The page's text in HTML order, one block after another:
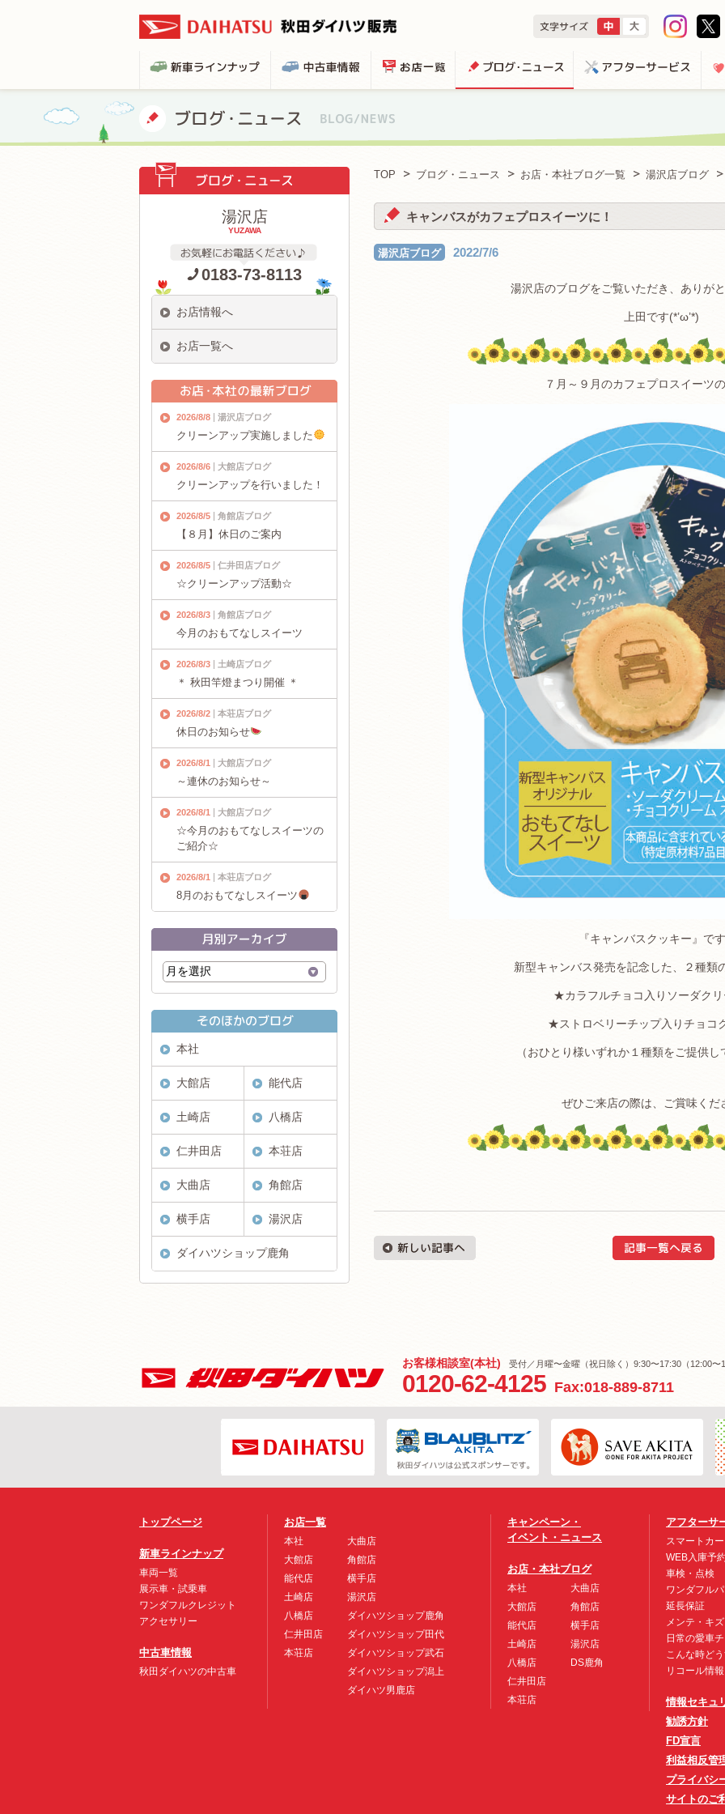
TOP ブログ・ニュース お店・本社ブログ一覧 湯沢店ブログ
キャンバスがカフェプロスイーツに！
湯沢店ブログ 2022/7/6
湯沢店のブログをご覧いただき、ありが
上田です(*’ω’*)
７月～９月のカフェプロスイーツ
『キャンバスクッキー』です
新型キャンバス発売を記念した、２種類
★カラフルチョコ入りソーダク
★ストロベリーチップ入りチョコ
（おひとり様いずれか１種類をご提供し
ぜひご来店の際は、ご賞味くだ
湯沢店
YUZAWA
0183-73-8113
お店情報へ
お店一覧へ
2026/8/8 湯沢店ブログ
クリーンアップ実施しました
2026/8/6 大館店ブログ
クリーンアップを行いました！
2026/8/5 角館店ブログ
【８月】休日のご案内
2026/8/5 仁井田店ブログ
☆クリーンアップ活動☆
2026/8/3 角館店ブログ
今月のおもてなしスイーツ
2026/8/3 土崎店ブログ
＊ 秋田竿燈まつり開催 ＊
2026/8/2 本荘店ブログ
休日のお知らせ
2026/8/1 大館店ブログ
～連休のお知らせ～
2026/8/1 大館店ブログ
☆今月のおもてなしスイーツの
ご紹介☆
2026/8/1 本荘店ブログ
8月のおもてなしスイーツ
本社
大館店 能代店
土崎店 八橋店
仁井田店 本荘店
大曲店 角館店
横手店 湯沢店
ダイハツショップ鹿角
お客様相談室(本社) 受付／月曜〜金曜（祝日除く）9:30〜17:30（12:00〜
0120-62-4125 Fax:018-889-8711
トップページ
新車ラインナップ
車両一覧
展示車・試乗車
ワンダフルクレジット
アクセサリー
中古車情報
秋田ダイハツの中古車
お店一覧
本社
大館店
能代店
土崎店
八橋店
仁井田店
本荘店
大曲店
角館店
横手店
湯沢店
ダイハツショップ鹿角
ダイハツショップ田代
ダイハツショップ武石
ダイハツショップ潟上
ダイハツ男鹿店
キャンペーン・
イベント・ニュース
お店・本社ブログ
本社
大館店
能代店
土崎店
八橋店
仁井田店
本荘店
大曲店
角館店
横手店
湯沢店
DS鹿角
アフターサ
スマートカ
WEB入庫予
車検・点検
ワンダフル
延長保証
メンテ・キ
日常の愛車
こんな時ど
リコール情報
情報セキュ
勧誘方針
FD宣言
利益相反管
プライバシ
サイトのご